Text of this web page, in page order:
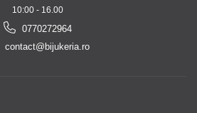
10:00 - 16.00
0770272964
contact@bijukeria.ro